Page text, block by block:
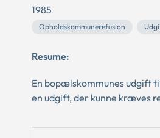
1985
Opholdskommunerefusion
Resume:
En bopælskommunes udgift
en udgift, der kunne kræves